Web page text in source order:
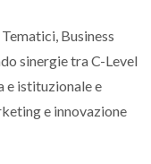
Business
sinergie tra C-Level
e istituzionale e
e innovazione